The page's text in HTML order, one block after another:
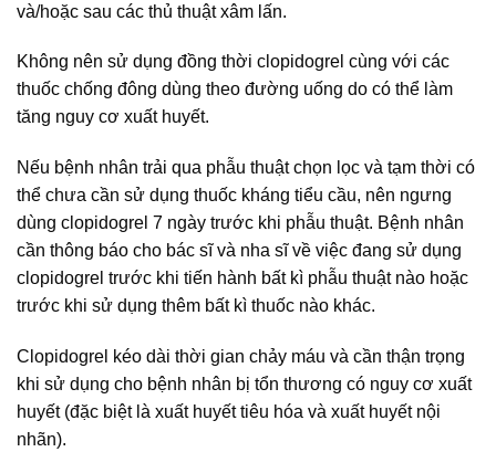
và/hoặc sau các thủ thuật xâm lấn.
Không nên sử dụng đồng thời clopidogrel cùng với các
thuốc chống đông dùng theo đường uống do có thể làm
tăng nguy cơ xuất huyết.
Nếu bệnh nhân trải qua phẫu thuật chọn lọc và tạm thời có
thể chưa cần sử dụng thuốc kháng tiểu cầu, nên ngưng
dùng clopidogrel 7 ngày trước khi phẫu thuật. Bệnh nhân
cần thông báo cho bác sĩ và nha sĩ về việc đang sử dụng
clopidogrel trước khi tiến hành bất kì phẫu thuật nào hoặc
trước khi sử dụng thêm bất kì thuốc nào khác.
Clopidogrel kéo dài thời gian chảy máu và cần thận trọng
khi sử dụng cho bệnh nhân bị tổn thương có nguy cơ xuất
huyết (đặc biệt là xuất huyết tiêu hóa và xuất huyết nội
nhãn).